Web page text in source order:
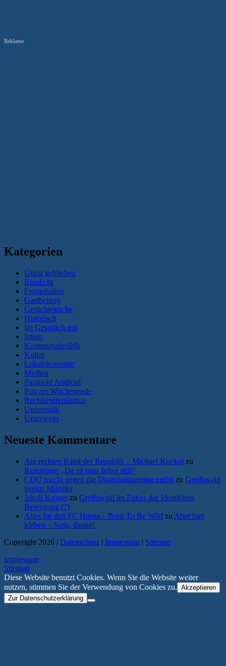
Reklame
Kategorien
Übrig geblieben
Blaulicht
Festgehalten
Gastbeitrag
Gerüchteküche
Historisch
Im Gespräch mit
Intern
Kommunalpolitik
Kultur
Lokalökonomie
Medien
Paranoid Android
Pop am Wochenende
Rechtsextremismus
Universität
Unterwegs
Neueste Kommentare
Am rechten Rand der Republik – Michael Kockot zu
Reportage: „Da ist man lieber still“
CDU macht gegen die Diagonalquerung mobil zu Greifswald
versus Münster
Jakob Krüger zu Greifswald im Fokus der Identitären
Bewegung (?)
Alles für den FC Hansa – Born To Be Wild zu Aber hier
kleben – Nein, danke!
Copyright 2026 | Datenschutz | Impressum | Sitemap
Impressum
Sitemap
Diese Website benutzt Cookies. Wenn Sie die Website weiter
nutzen, stimmen Sie der Verwendung von Cookies zu. Akzeptieren
Zur Datenschutzerklärung